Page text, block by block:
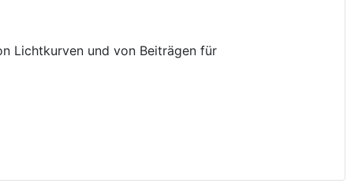
Lichtkurven und von Beiträgen für